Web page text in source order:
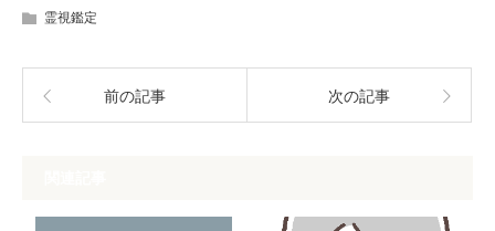
霊視鑑定
前の記事 次の記事